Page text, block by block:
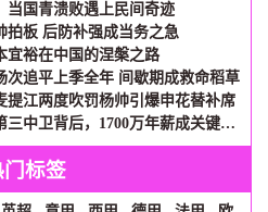
当国青溃败遇上民间奇迹
拍板 后防补强成当务之急
宜裕在中国的涅槃之路
次追平上季全年 间歇期成救命稻草
提江两度吹罚杨帅引爆申花替补席
金玟哉留守拜仁内幕：甘当第三中卫背后，1700万年薪成关键砝码
门标签